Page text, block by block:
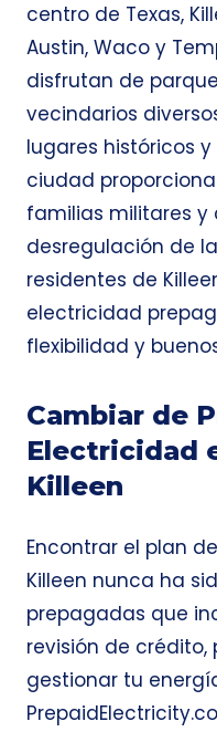
centro de Texas,
Austin, Waco y
disfrutan de
vecindarios
lugares históricos
ciudad
familias militares y
desregulación de
residentes de
electricidad
flexibilidad y
Cambiar de
Electricidad
Killeen
Encontrar el plan
Killeen nunca ha
prepagadas que
revisión de
gestionar tu